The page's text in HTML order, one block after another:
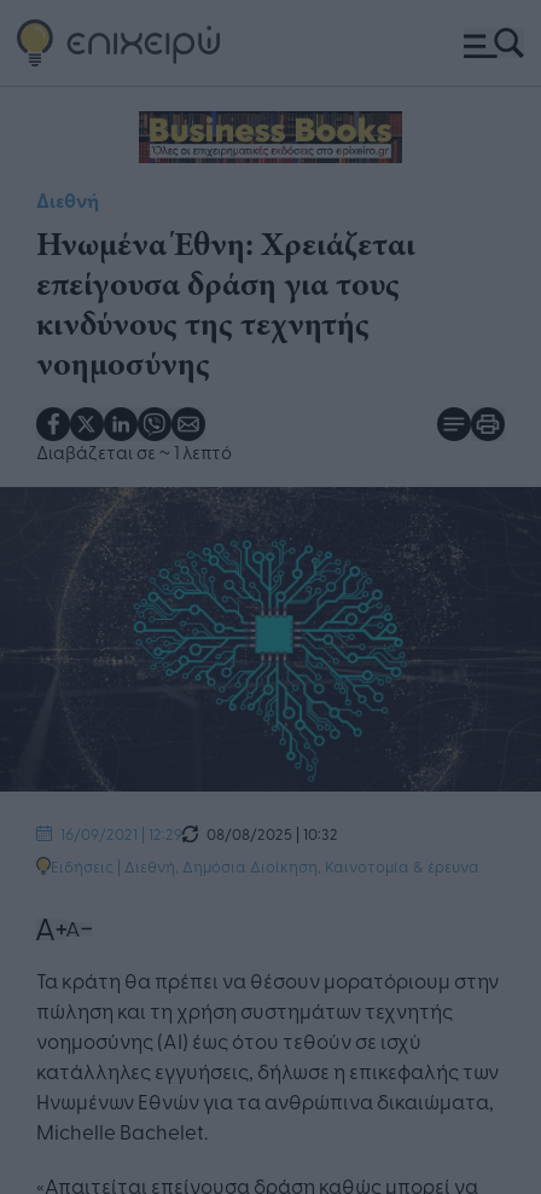
Διεθνή
Ηνωμένα Έθνη: Χρειάζεται
επείγουσα δράση για τους
κινδύνους της τεχνητής
νοημοσύνης
Διαβάζεται σε ~ 1 λεπτό
16/09/2021 | 12:29
08/08/2025 | 10:32
Ειδήσεις | Διεθνή Δημόσια Διοίκηση Καινοτομία & έρευνα
Τα κράτη θα πρέπει να θέσουν μορατόριουμ στην
πώληση και τη χρήση συστημάτων τεχνητής
νοημοσύνης (AI) έως ότου τεθούν σε ισχύ
κατάλληλες εγγυήσεις, δήλωσε η επικεφαλής των
Ηνωμένων Εθνών για τα ανθρώπινα δικαιώματα,
Michelle Bachelet.
«Απαιτείται επείγουσα δράση καθώς μπορεί να